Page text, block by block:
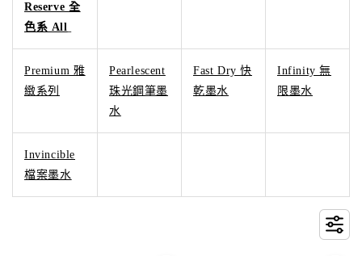
Reserve 全
色系 All
Premium 雅
緻系列
Pearlescent
珠光鋼筆墨
水
Fast Dry 快
乾墨水
Infinity 無
限墨水
Invincible
檔案墨水